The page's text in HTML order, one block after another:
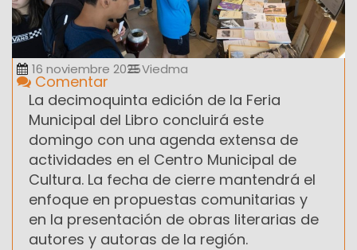
16 noviembre 2025Viedma
Comentar
La decimoquinta edición de la Feria
Municipal del Libro concluirá este
domingo con una agenda extensa de
actividades en el Centro Municipal de
Cultura. La fecha de cierre mantendrá el
enfoque en propuestas comunitarias y
en la presentación de obras literarias de
autores y autoras de la región.